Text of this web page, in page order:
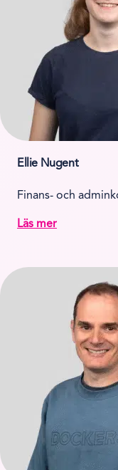
Ellie Nugent
Finans- och
Läs mer